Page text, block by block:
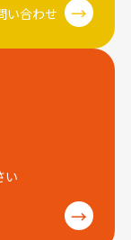
い合わせ →
い
→